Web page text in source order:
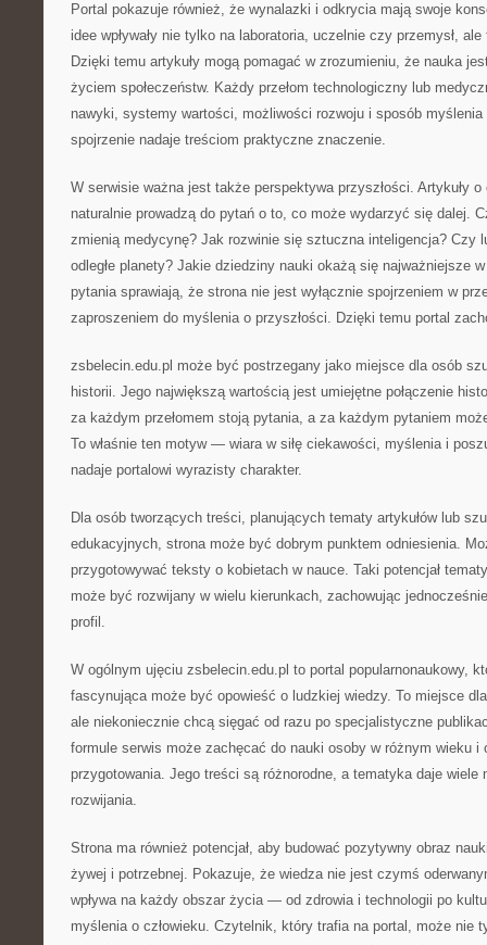
Portal pokazuje również, że wynalazki i odkrycia mają swoje
idee wpływały nie tylko na laboratoria, uczelnie czy przemysł,
Dzięki temu artykuły mogą pomagać w zrozumieniu, że nauka
życiem społeczeństw. Każdy przełom technologiczny lub
nawyki, systemy wartości, możliwości rozwoju i sposób myślenia
spojrzenie nadaje treściom praktyczne znaczenie.
W serwisie ważna jest także perspektywa przyszłości. Artykuły
naturalnie prowadzą do pytań o to, co może wydarzyć się dalej.
zmienią medycynę? Jak rozwinie się sztuczna inteligencja? Czy
odległe planety? Jakie dziedziny nauki okażą się najważniejsze
pytania sprawiają, że strona nie jest wyłącznie spojrzeniem w
zaproszeniem do myślenia o przyszłości. Dzięki temu portal
zsbelecin.edu.pl może być postrzegany jako miejsce dla osób
historii. Jego największą wartością jest umiejętne połączenie
za każdym przełomem stoją pytania, a za każdym pytaniem
To właśnie ten motyw — wiara w siłę ciekawości, myślenia i
nadaje portalowi wyrazisty charakter.
Dla osób tworzących treści, planujących tematy artykułów lub
edukacyjnych, strona może być dobrym punktem odniesienia.
przygotowywać teksty o kobietach w nauce. Taki potencjał
może być rozwijany w wielu kierunkach, zachowując
profil.
W ogólnym ujęciu zsbelecin.edu.pl to portal popularnonaukowy,
fascynująca może być opowieść o ludzkiej wiedzy. To miejsce
ale niekoniecznie chcą sięgać od razu po specjalistyczne
formule serwis może zachęcać do nauki osoby w różnym wieku i
przygotowania. Jego treści są różnorodne, a tematyka daje wiele
rozwijania.
Strona ma również potencjał, aby budować pozytywny obraz
żywej i potrzebnej. Pokazuje, że wiedza nie jest czymś
wpływa na każdy obszar życia — od zdrowia i technologii po
myślenia o człowieku. Czytelnik, który trafia na portal, może nie